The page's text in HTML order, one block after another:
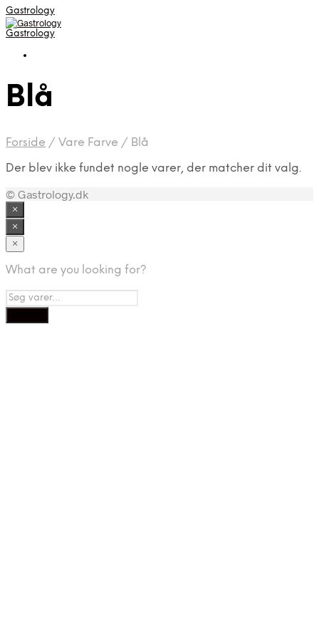
Gastrology
Gastrology
Blå
Forside / Vare Farve / Blå
Der blev ikke fundet nogle varer, der matcher dit valg.
© Gastrology.dk
×
×
×
What are you looking for?